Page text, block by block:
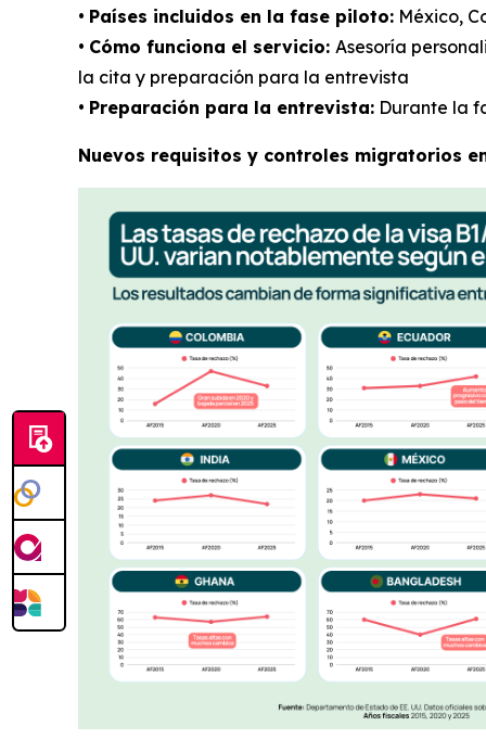
• Países incluidos en la fase piloto: México,
• Cómo funciona el servicio: Asesoría
la cita y preparación para la entrevista
• Preparación para la entrevista: Durante la
Nuevos requisitos y controles migratorios